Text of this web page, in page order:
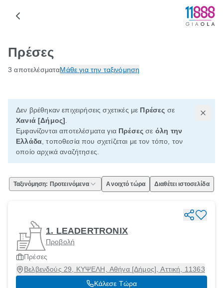
Πρέσες
3 αποτελέσματαΜάθε για την ταξινόμηση
Δεν βρέθηκαν επιχειρήσεις σχετικές με Πρέσες σε
Χανιά [Δήμος]
Εμφανίζονται αποτελέσματα για Πρέσες σε όλη την
Ελλάδα , τοποθεσία που σχετίζεται με τον τόπο, τον
οποίο αρχικά αναζήτησες.
Ταξινόμηση: Προτεινόμενα Ανοιχτό τώρα Διαθέτει ιστοσελίδα
1. LEADERTRONIX
Προβολή
Πρέσες
Βελβενδούς 29, ΚΥΨΕΛΗ, Αθήνα [Δήμος], Αττική, 11363
Κάλεσε Τώρα